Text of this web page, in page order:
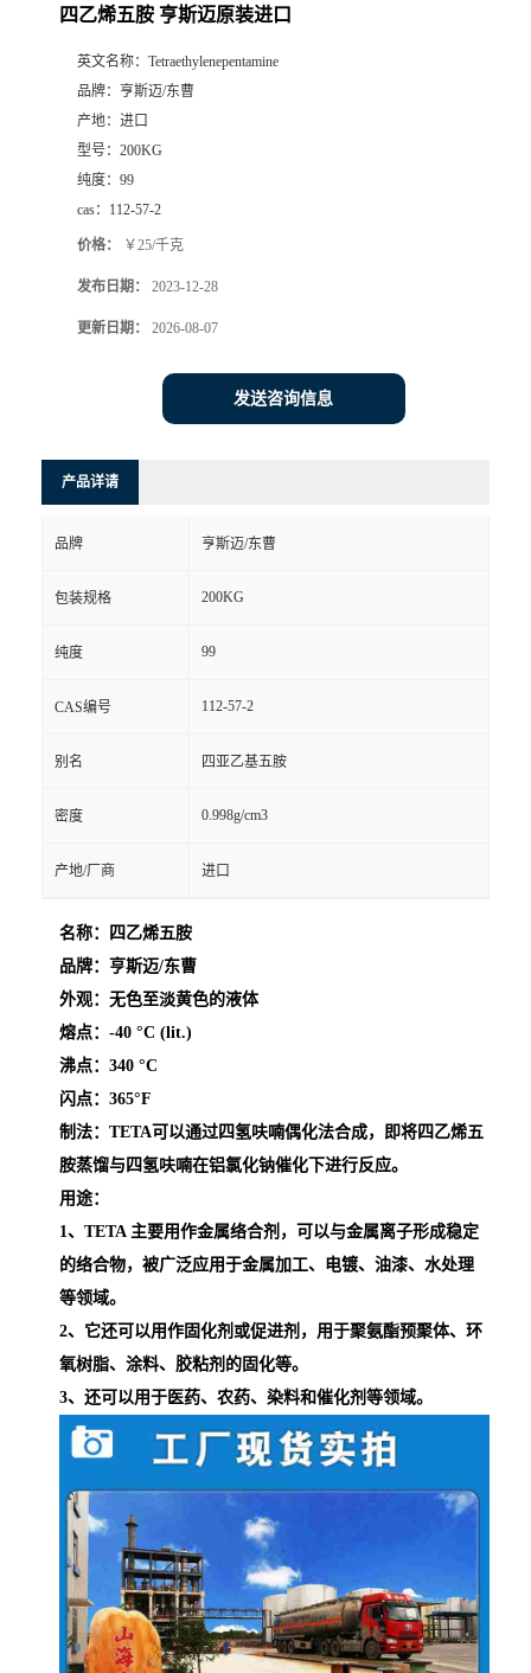
四乙烯五胺 亨斯迈原装进口
英文名称： Tetraethylenepentamine
品牌： 亨斯迈/东曹
产地： 进口
型号： 200KG
纯度： 99
cas： 112-57-2
价格： ￥25/千克
发布日期： 2023-12-28
更新日期： 2026-08-07
发送咨询信息
产品详请
品牌 亨斯迈/东曹
包装规格 200KG
纯度 99
CAS编号 112-57-2
别名 四亚乙基五胺
密度 0.998g/cm3
产地/厂商 进口
名称：四乙烯五胺
品牌：亨斯迈/东曹
外观： 无色至淡黄色的液体
熔点：-40 °C (lit.)
沸点：340 °C
闪点：365°F
制法： TETA可以通过四氢呋喃偶化法合成，即将四乙烯五
胺蒸馏与四氢呋喃在铝氯化钠催化下进行反应。
用途：
1、TETA 主要用作金属络合剂，可以与金属离子形成稳定
的络合物，被广泛应用于金属加工、电镀、油漆、水处理
等领域。
2、它还可以用作固化剂或促进剂，用于聚氨酯预聚体、环
氧树脂、涂料、胶粘剂的固化等。
3、还可以用于医药、农药、染料和催化剂等领域。